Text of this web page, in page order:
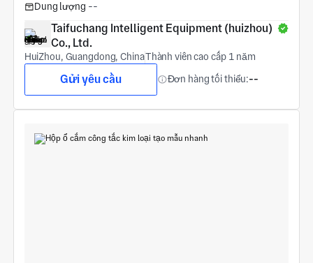
Dung lượng --
Taifuchang Intelligent Equipment (huizhou)
Co., Ltd.
HuiZhou, Guangdong, ChinaThành viên cao cấp 1 năm
Gửi yêu cầu Đơn hàng tối thiểu:--